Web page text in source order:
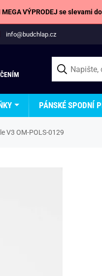
MEGA VÝPRODEJ se slevami
info@budchlap.cz
PÁNSKÉ SPODNÍ
V3 OM-POLS-0129